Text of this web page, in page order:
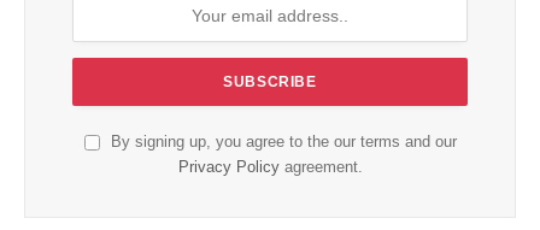
By signing up, you agree to the our terms and our
Privacy Policyagreement.